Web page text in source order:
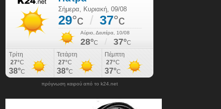
πρόγνωση καιρού από το k24.net